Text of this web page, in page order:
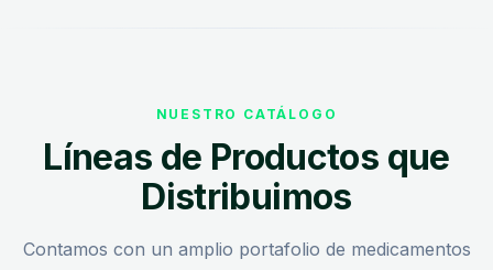
NUESTRO CATÁLOGO
Líneas de Productos que
Distribuimos
Contamos con un amplio portafolio de medicamentos